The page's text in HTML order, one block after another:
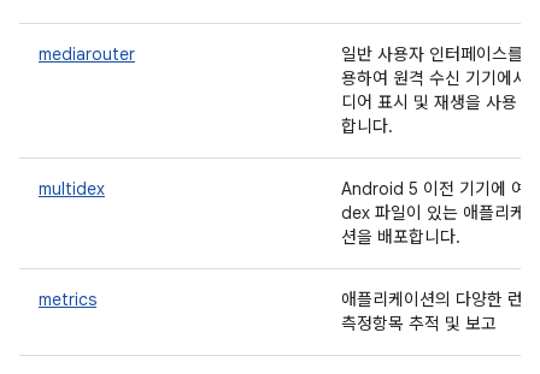
mediarouter
일반 사용자 인터페이스를
용하여 원격 수신 기기에서
디어 표시 및 재생을 사용
합니다.
multidex
Android 5 이전 기기에 여
dex 파일이 있는 애플리케이
션을 배포합니다.
metrics
애플리케이션의 다양한 런
측정항목 추적 및 보고